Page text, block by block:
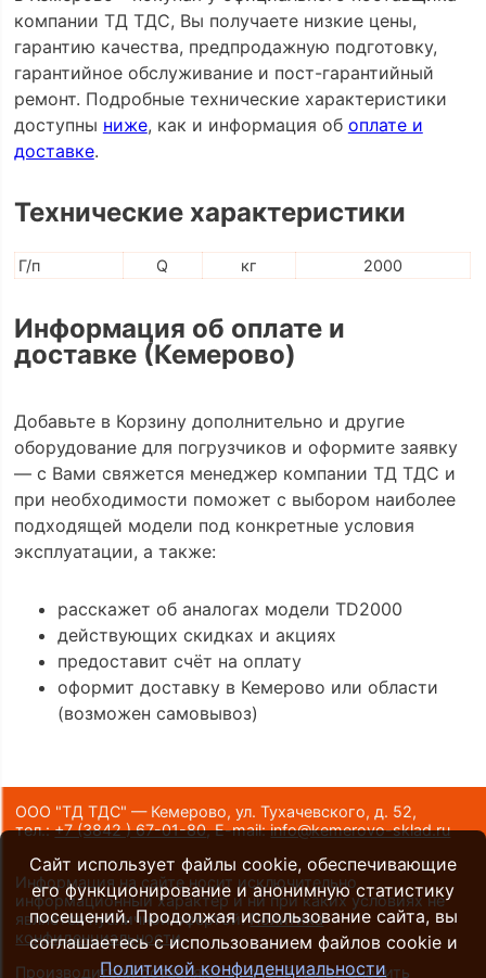
компании ТД ТДС, Вы получаете низкие цены,
гарантию качества, предпродажную подготовку,
гарантийное обслуживание и пост-гарантийный
ремонт. Подробные технические характеристики
доступны ниже, как и информация об оплате и
доставке.
Технические характеристики
Г/п Q кг 2000
Информация об оплате и
доставке (Кемерово)
Добавьте в Корзину дополнительно и другие
оборудование для погрузчиков и оформите заявку
— с Вами свяжется менеджер компании ТД ТДС и
при необходимости поможет с выбором наиболее
подходящей модели под конкретные условия
эксплуатации, а также:
расскажет об аналогах модели TD2000
действующих скидках и акциях
предоставит счёт на оплату
оформит доставку в Кемерово или области
(возможен самовывоз)
ООО "ТД ТДС" — Кемерово, ул. Тухачевского, д. 52,
тел.:+7 (3842 ) 67-01-80,E-mail:info@kemerovo-sklad.ru
Информация на сайте носит исключительно
информационный характер и ни при каких условиях не
является публичной офертой.Политика
конфиденциальности.
Производители оставляют за собой право вносить
Сайт использует файлы cookie, обеспечивающие
его функционирование и анонимную статистику
посещений. Продолжая использование сайта, вы
соглашаетесь с использованием файлов cookie и
Политикой конфиденциальности